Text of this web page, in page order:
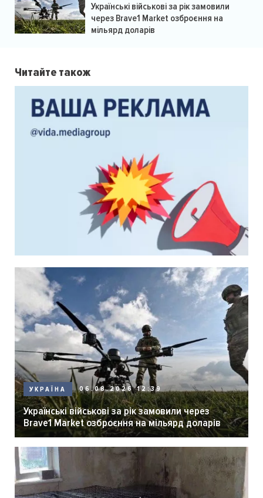
Українські військові за рік замовили
через Brave1 Market озброєння на
мільярд доларів
Читайте також
УКРАЇНА 06.08.2026 12:39
Українські військові за рік замовили через
Brave1 Market озброєння на мільярд доларів